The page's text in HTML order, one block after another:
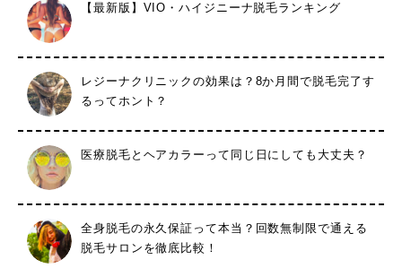
【最新版】VIO・ハイジニーナ脱毛ランキング
レジーナクリニックの効果は？8か月間で脱毛完了す
るってホント？
医療脱毛とヘアカラーって同じ日にしても大丈夫？
全身脱毛の永久保証って本当？回数無制限で通える
脱毛サロンを徹底比較！